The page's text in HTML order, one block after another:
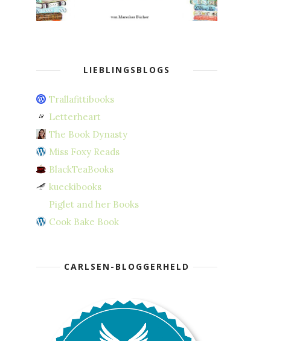
LIEBLINGSBLOGS
Trallafittibooks
Letterheart
The Book Dynasty
Miss Foxy Reads
BlackTeaBooks
kueckibooks
Piglet and her Books
Cook Bake Book
CARLSEN-BLOGGERHELD